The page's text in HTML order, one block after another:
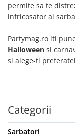
permite sa te
infricosator al
Partymag.ro iti
Halloween si
si alege-ti
Categorii
Sarbatori